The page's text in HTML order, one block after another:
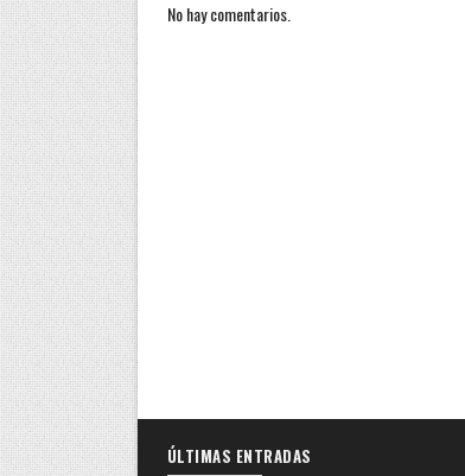
No hay comentarios.
ÚLTIMAS ENTRADAS